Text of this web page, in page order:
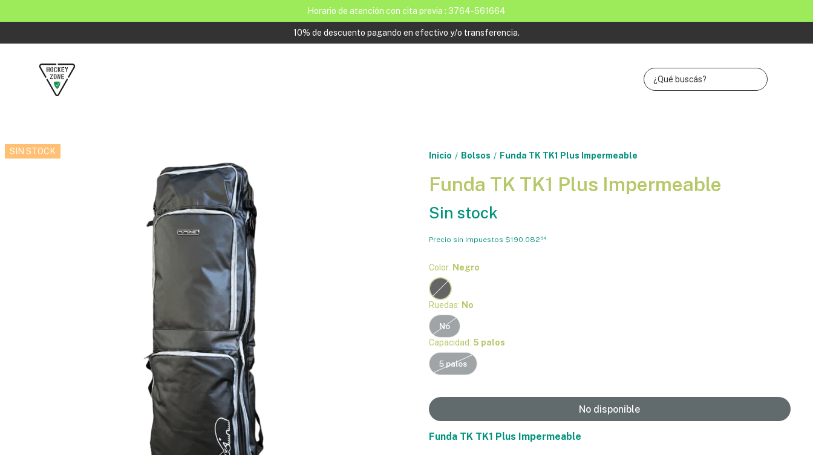
Horario de atención con cita previa : 3764-561664
10% de descuento pagando en efectivo y/o transferencia.
SIN STOCK Inicio / Bolsos / Funda TK TK1 Plus Impermeable
Funda TK TK1 Plus Impermeable
Sin stock
Precio sin impuestos $190.082 64
Color: Negro
Ruedas: No
No
Capacidad: 5 palos
5 palos
No disponible
Funda TK TK1 Plus Impermeable